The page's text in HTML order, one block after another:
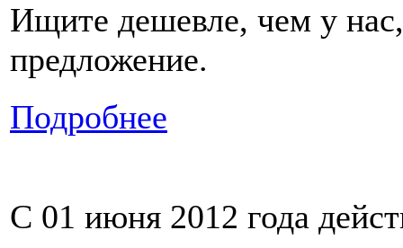
Ищите дешевле, чем у
предложение.
Подробнее
С 01 июня 2012 года